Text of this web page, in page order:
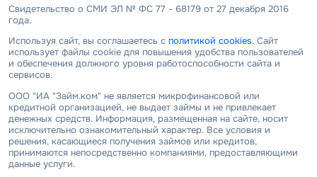
Свидетельство о СМИ ЭЛ № ФС 77 - 68179 от 27 декабря 2016
года.
Используя сайт, вы соглашаетесь с политикой cookies. Сайт
использует файлы cookie для повышения удобства пользователей
и обеспечения должного уровня работоспособности сайта и
сервисов.
ООО "ИА "Займ.ком" не является микрофинансовой или
кредитной организацией, не выдает займы и не привлекает
денежных средств. Информация, размещенная на сайте, носит
исключительно ознакомительный характер. Все условия и
решения, касающиеся получения займов или кредитов,
принимаются непосредственно компаниями, предоставляющими
данные услуги.